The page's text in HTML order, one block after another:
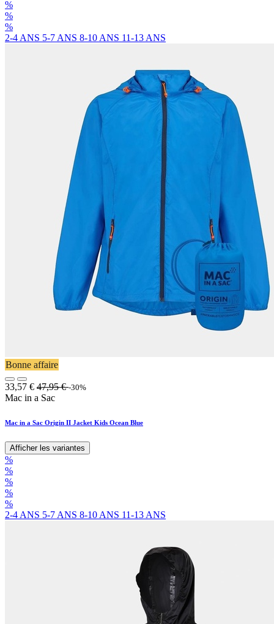
%
%
%
2-4 ANS 5-7 ANS 8-10 ANS 11-13 ANS
Bonne affaire
33,57 € 47,95€ -30%
Mac in a Sac
Mac in a Sac Origin II Jacket Kids Ocean Blue
Afficher les variantes
%
%
%
%
%
2-4 ANS 5-7 ANS 8-10 ANS 11-13 ANS